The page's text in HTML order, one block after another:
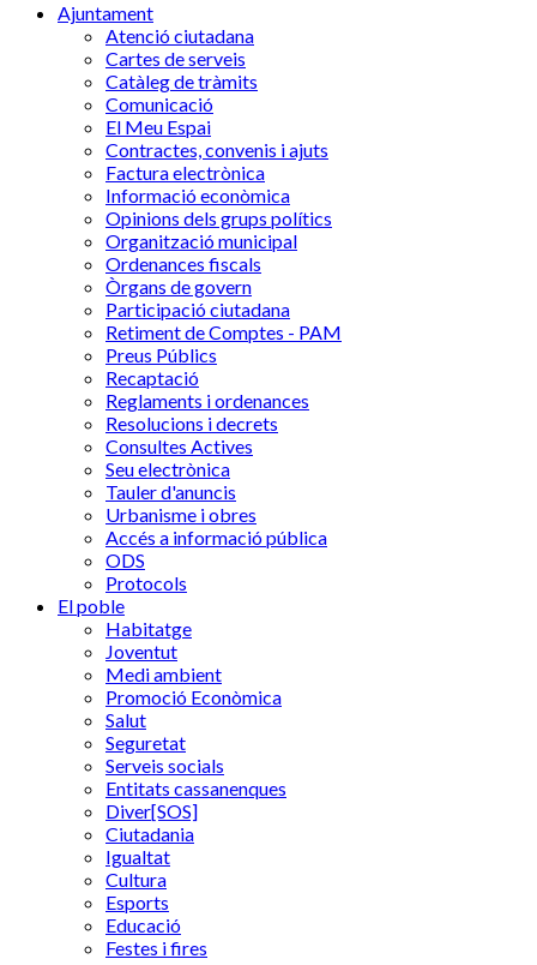
Ajuntament
Atenció ciutadana
Cartes de serveis
Catàleg de tràmits
Comunicació
El Meu Espai
Contractes, convenis i ajuts
Factura electrònica
Informació econòmica
Opinions dels grups polítics
Organització municipal
Ordenances fiscals
Òrgans de govern
Participació ciutadana
Retiment de Comptes - PAM
Preus Públics
Recaptació
Reglaments i ordenances
Resolucions i decrets
Consultes Actives
Seu electrònica
Tauler d'anuncis
Urbanisme i obres
Accés a informació pública
ODS
Protocols
El poble
Habitatge
Joventut
Medi ambient
Promoció Econòmica
Salut
Seguretat
Serveis socials
Entitats cassanenques
Diver[SOS]
Ciutadania
Igualtat
Cultura
Esports
Educació
Festes i fires